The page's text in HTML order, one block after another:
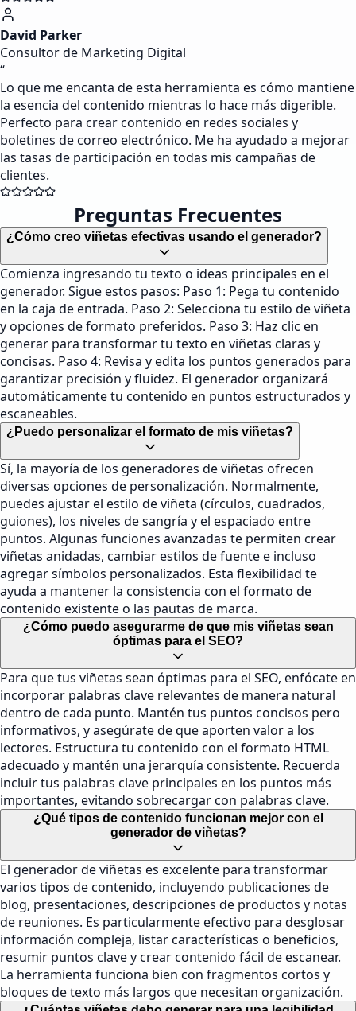
David Parker
Consultor de Marketing Digital
“
Lo que me encanta de esta herramienta es cómo mantiene
la esencia del contenido mientras lo hace más digerible.
Perfecto para crear contenido en redes sociales y
boletines de correo electrónico. Me ha ayudado a mejorar
las tasas de participación en todas mis campañas de
clientes.
Preguntas Frecuentes
¿Cómo creo viñetas efectivas usando el generador?
Comienza ingresando tu texto o ideas principales en el
generador. Sigue estos pasos: Paso 1: Pega tu contenido
en la caja de entrada. Paso 2: Selecciona tu estilo de viñeta
y opciones de formato preferidos. Paso 3: Haz clic en
generar para transformar tu texto en viñetas claras y
concisas. Paso 4: Revisa y edita los puntos generados para
garantizar precisión y fluidez. El generador organizará
automáticamente tu contenido en puntos estructurados y
escaneables.
¿Puedo personalizar el formato de mis viñetas?
Sí, la mayoría de los generadores de viñetas ofrecen
diversas opciones de personalización. Normalmente,
puedes ajustar el estilo de viñeta (círculos, cuadrados,
guiones), los niveles de sangría y el espaciado entre
puntos. Algunas funciones avanzadas te permiten crear
viñetas anidadas, cambiar estilos de fuente e incluso
agregar símbolos personalizados. Esta flexibilidad te
ayuda a mantener la consistencia con el formato de
contenido existente o las pautas de marca.
¿Cómo puedo asegurarme de que mis viñetas sean
óptimas para el SEO?
Para que tus viñetas sean óptimas para el SEO, enfócate en
incorporar palabras clave relevantes de manera natural
dentro de cada punto. Mantén tus puntos concisos pero
informativos, y asegúrate de que aporten valor a los
lectores. Estructura tu contenido con el formato HTML
adecuado y mantén una jerarquía consistente. Recuerda
incluir tus palabras clave principales en los puntos más
importantes, evitando sobrecargar con palabras clave.
¿Qué tipos de contenido funcionan mejor con el
generador de viñetas?
El generador de viñetas es excelente para transformar
varios tipos de contenido, incluyendo publicaciones de
blog, presentaciones, descripciones de productos y notas
de reuniones. Es particularmente efectivo para desglosar
información compleja, listar características o beneficios,
resumir puntos clave y crear contenido fácil de escanear.
La herramienta funciona bien con fragmentos cortos y
bloques de texto más largos que necesitan organización.